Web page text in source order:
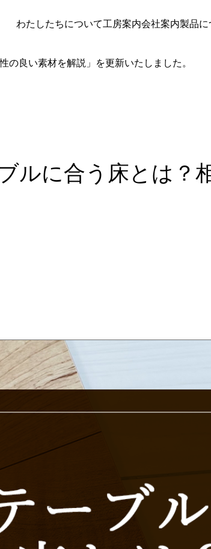
わたしたちについて工房案内会社案内製品に
の良い素材を解説」を更新いたしました。
ルに合う床とは？